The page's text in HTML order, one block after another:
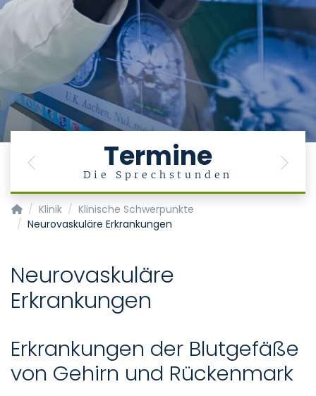
Termine
Die Sprechstunden
Previous Next
Klinik für Neurochirurgie
Klinik
Klinische Schwerpunkte
Neurovaskuläre Erkrankungen
Neurovaskuläre
Erkrankungen
Erkrankungen der Blutgefäße
von Gehirn und Rückenmark